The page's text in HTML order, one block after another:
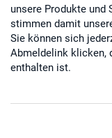
unsere Produkte und
stimmen damit
Sie können sich
Abmeldelink klicken,
enthalten ist.